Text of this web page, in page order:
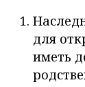
для
иметь